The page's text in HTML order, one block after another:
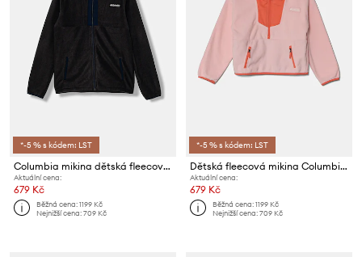
*-5 % s kódem: LST
Columbia mikina dětská fleecová Back Bowl
Aktuální cena:
679 Kč
Běžná cena:1199 Kč
Nejnižší cena:709 Kč
*-5 % s kódem: LST
Dětská fleecová mikina Columbia Sequoia Grove
Aktuální cena:
679 Kč
Běžná cena:1199 Kč
Nejnižší cena:709 Kč